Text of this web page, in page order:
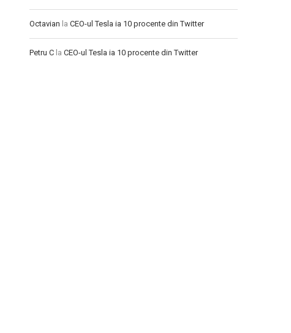
Octavian la CEO-ul Tesla ia 10 procente din Twitter
Petru C la CEO-ul Tesla ia 10 procente din Twitter